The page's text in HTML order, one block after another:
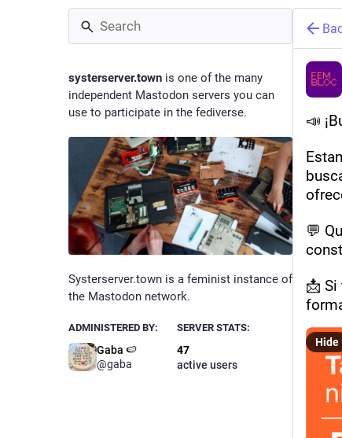
systerserver.town is one of the many
independent Mastodon servers you can
use to participate in the fediverse.
Systerserver.town is a feminist instance of
the Mastodon network.
ADMINISTERED BY:
Gaba 🍉
@gaba
SERVER STATS:
47
active users
📣
💬
📩
Hide